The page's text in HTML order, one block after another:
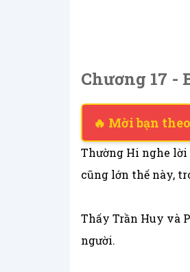
Chương 17 -
🔥 Mời bạn
Thường Hi nghe lời
cũng lớn thế này,
Thấy Trần Huy và
người.